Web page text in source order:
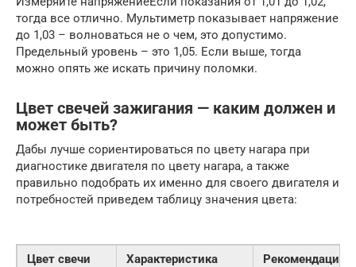
тогда все отлично. Мультиметр показывает напряжение
до 1,03 – волноваться не о чем, это допустимо.
Предельный уровень – это 1,05. Если выше, тогда
можно опять же искать причину поломки.
Цвет свечей зажигания — каким должен и
может быть?
Дабы лучше сориентироваться по цвету нагара при
диагностике двигателя по цвету нагара, а также
правильно подобрать их именно для своего двигателя и
потребностей приведем таблицу значения цвета:
Цвет свечи
Характеристика
Рекомендации